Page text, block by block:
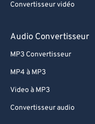
Convertisseur vidéo
Audio Convertisseur
MP3 Convertisseur
MP4 à MP3
Video à MP3
Convertisseur audio